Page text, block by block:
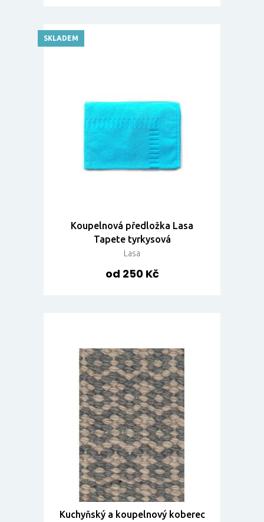
Koupelnová předložka Lasa
Tapete tyrkysová
Lasa
od 250 Kč
SKLADEM
Kuchyňský a koupelnový koberec